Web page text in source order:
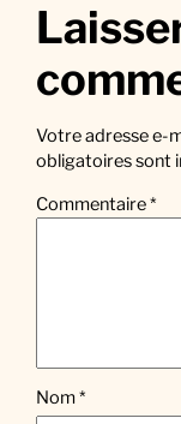
Votre adresse e-
obligatoires sont
Commentaire*
Nom*